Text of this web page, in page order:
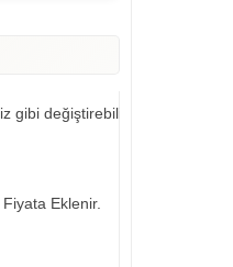
gibi değiştirebilirsiniz..
Eklenir.